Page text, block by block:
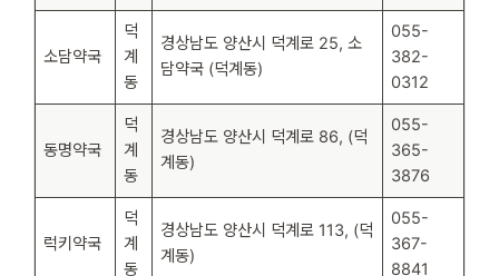
소담약국
덕
계
동
경상남도 양산시 덕계로 25, 소
담약국 (덕계동)
055-
382-
0312
동명약국
덕
계
동
경상남도 양산시 덕계로 86, (덕
계동)
055-
365-
3876
럭키약국
덕
계
동
경상남도 양산시 덕계로 113, (덕
계동)
055-
367-
8841